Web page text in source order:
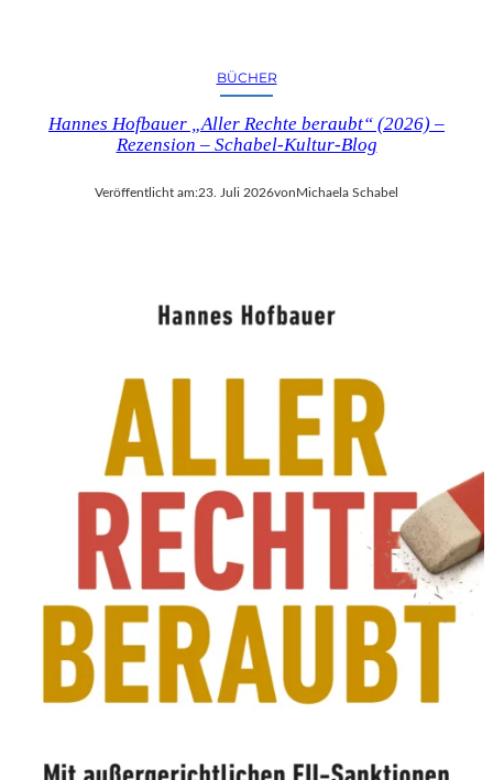
BÜCHER
Hannes Hofbauer „Aller Rechte beraubt“ (2026) –
Rezension – Schabel-Kultur-Blog
Veröffentlicht am:23. Juli 2026vonMichaela Schabel